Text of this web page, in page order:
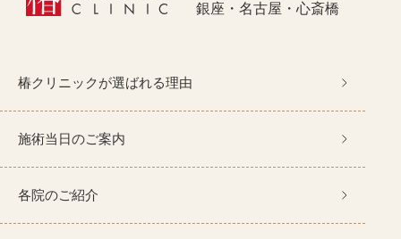
銀座・名古屋・心斎橋
椿クリニックが選ばれる理由
施術当日のご案内
各院のご紹介